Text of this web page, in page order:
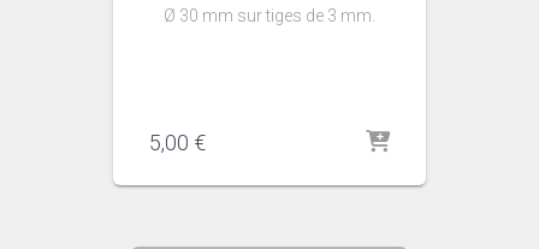
Ø 30 mm sur tiges de 3 mm.
5,00 €